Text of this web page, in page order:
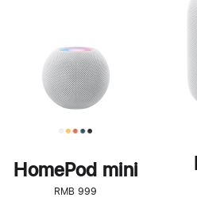
HomePod mini
RMB 999